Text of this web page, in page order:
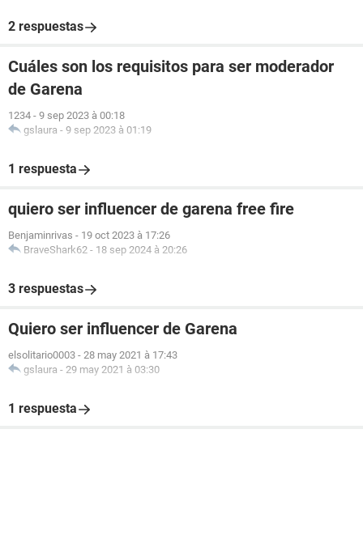
2 respuestas
Cuáles son los requisitos para ser moderador
de Garena
1234 - 9 sep 2023 à 00:18
gslaura - 9 sep 2023 à 01:19
1 respuesta
quiero ser influencer de garena free fire
Benjaminrivas - 19 oct 2023 à 17:26
BraveShark62 - 18 sep 2024 à 20:26
3 respuestas
Quiero ser influencer de Garena
elsolitario0003 - 28 may 2021 à 17:43
gslaura - 29 may 2021 à 03:30
1 respuesta